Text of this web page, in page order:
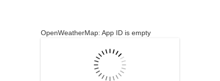
OpenWeatherMap: App ID is empty